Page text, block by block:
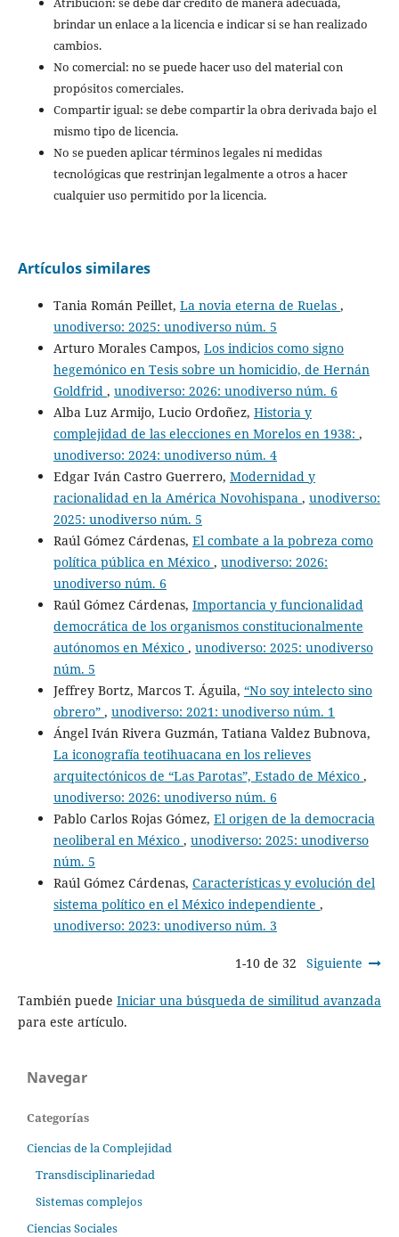
brindar un enlace a la licencia e indicar si se han realizado
cambios.
No comercial: no se puede hacer uso del material con
propósitos comerciales.
Compartir igual: se debe compartir la obra derivada bajo el
mismo tipo de licencia.
No se pueden aplicar términos legales ni medidas
tecnológicas que restrinjan legalmente a otros a hacer
cualquier uso permitido por la licencia.
Artículos similares
Tania Román Peillet, La novia eterna de Ruelas ,
unodiverso: 2025: unodiverso núm. 5
Arturo Morales Campos, Los indicios como signo
hegemónico en Tesis sobre un homicidio, de Hernán
Goldfrid , unodiverso: 2026: unodiverso núm. 6
Alba Luz Armijo, Lucio Ordoñez, Historia y
complejidad de las elecciones en Morelos en 1938: ,
unodiverso: 2024: unodiverso núm. 4
Edgar Iván Castro Guerrero, Modernidad y
racionalidad en la América Novohispana , unodiverso:
2025: unodiverso núm. 5
Raúl Gómez Cárdenas, El combate a la pobreza como
política pública en México , unodiverso: 2026:
unodiverso núm. 6
Raúl Gómez Cárdenas, Importancia y funcionalidad
democrática de los organismos constitucionalmente
autónomos en México , unodiverso: 2025: unodiverso
núm. 5
Jeffrey Bortz, Marcos T. Águila, “No soy intelecto sino
obrero” , unodiverso: 2021: unodiverso núm. 1
Ángel Iván Rivera Guzmán, Tatiana Valdez Bubnova,
La iconografía teotihuacana en los relieves
arquitectónicos de “Las Parotas”, Estado de México ,
unodiverso: 2026: unodiverso núm. 6
Pablo Carlos Rojas Gómez, El origen de la democracia
neoliberal en México , unodiverso: 2025: unodiverso
núm. 5
Raúl Gómez Cárdenas, Características y evolución del
sistema político en el México independiente ,
unodiverso: 2023: unodiverso núm. 3
1-10 de 32 Siguiente
También puede Iniciar una búsqueda de similitud avanzada
para este artículo.
Navegar
Categorías
Ciencias de la Complejidad
Transdisciplinariedad
Sistemas complejos
Ciencias Sociales